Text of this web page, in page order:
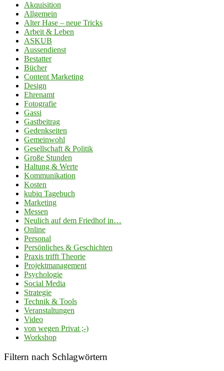
Akquisition
Allgemein
Alter Hase – neue Tricks
Arbeit & Leben
ASKUB
Aussendienst
Bestatter
Bücher
Content Marketing
Design
Ehrenamt
Fotografie
Gassi
Gastbeitrag
Gedenkseiten
Gemeinwohl
Gesellschaft & Politik
Große Stunden
Haltung & Werte
Kommunikation
Kosten
kubiq Tagebuch
Marketing
Messen
Neulich auf dem Friedhof in…
Online
Personal
Persönliches & Geschichten
Praxis trifft Theorie
Projektmanagement
Psychologie
Social Media
Strategie
Technik & Tools
Veranstaltungen
Video
von wegen Privat ;-)
Workshop
Filtern nach Schlagwörtern